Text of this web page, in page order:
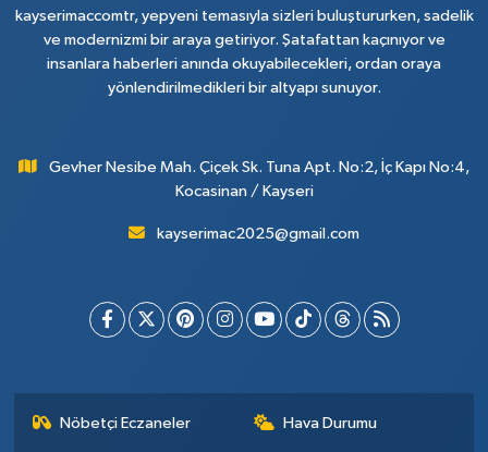
kayserimaccomtr, yepyeni temasıyla sizleri buluştururken, sadelik
ve modernizmi bir araya getiriyor. Şatafattan kaçınıyor ve
insanlara haberleri anında okuyabilecekleri, ordan oraya
yönlendirilmedikleri bir altyapı sunuyor.
Gevher Nesibe Mah. Çiçek Sk. Tuna Apt. No:2, İç Kapı No:4,
Kocasinan / Kayseri
kayserimac2025@gmail.com
Nöbetçi Eczaneler Hava Durumu